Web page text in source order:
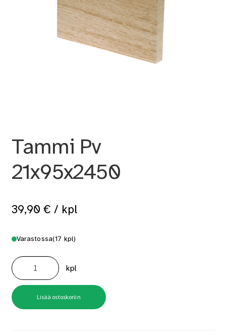
Tammi Pv
21x95x2450
39,90 € / kpl
Varastossa(17 kpl)
Tammi
Pv
21x95x2450
määrä
kpl
Lisää ostoskoriin